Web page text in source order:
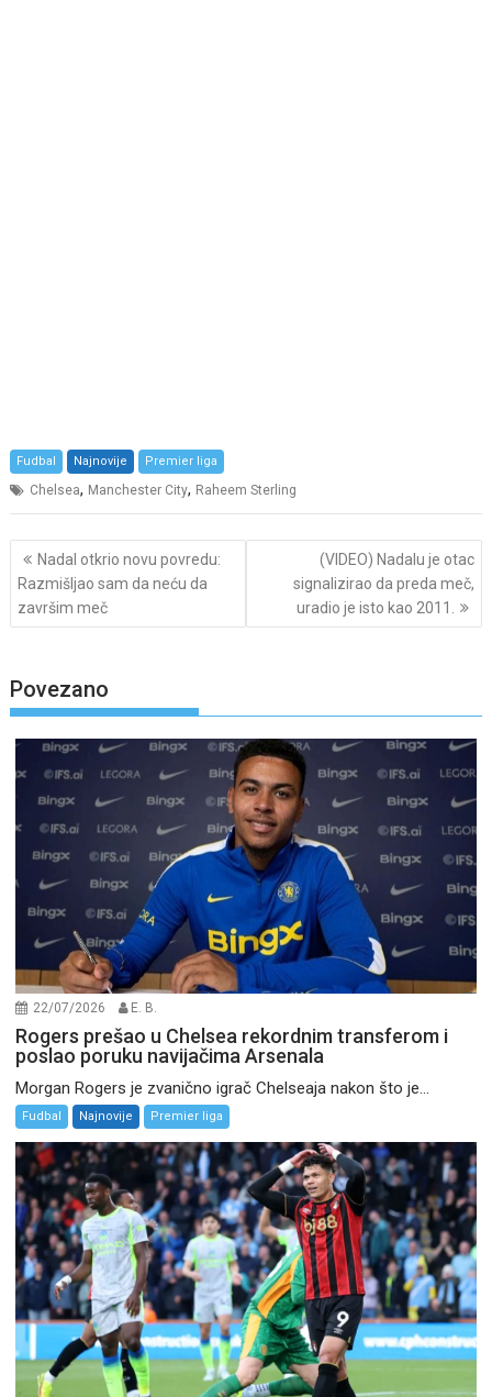
Fudbal Najnovije Premier liga
Chelsea, Manchester City, Raheem Sterling
Post
navigation
Nadal otkrio novu povredu:
Razmišljao sam da neću da
završim meč
(VIDEO) Nadalu je otac
signalizirao da preda meč,
uradio je isto kao 2011.
Povezano
22/07/2026 E. B.
Rogers prešao u Chelsea rekordnim transferom i
poslao poruku navijačima Arsenala
Morgan Rogers je zvanično igrač Chelseaja nakon što je...
Fudbal Najnovije Premier liga